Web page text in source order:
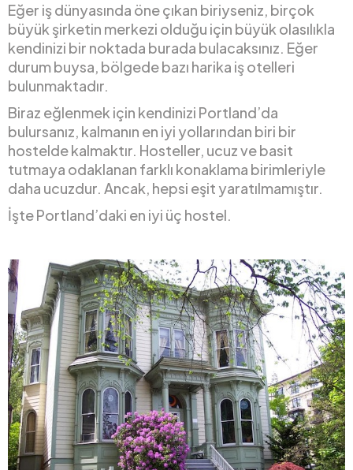
Eğer iş dünyasında öne çıkan biriyseniz, birçok
büyük şirketin merkezi olduğu için büyük olasılıkla
kendinizi bir noktada burada bulacaksınız. Eğer
durum buysa, bölgede bazı harika iş otelleri
bulunmaktadır.
Biraz eğlenmek için kendinizi Portland’da
bulursanız, kalmanın en iyi yollarından biri bir
hostelde kalmaktır. Hosteller, ucuz ve basit
tutmaya odaklanan farklı konaklama birimleriyle
daha ucuzdur. Ancak, hepsi eşit yaratılmamıştır.
İşte Portland’daki en iyi üç hostel.